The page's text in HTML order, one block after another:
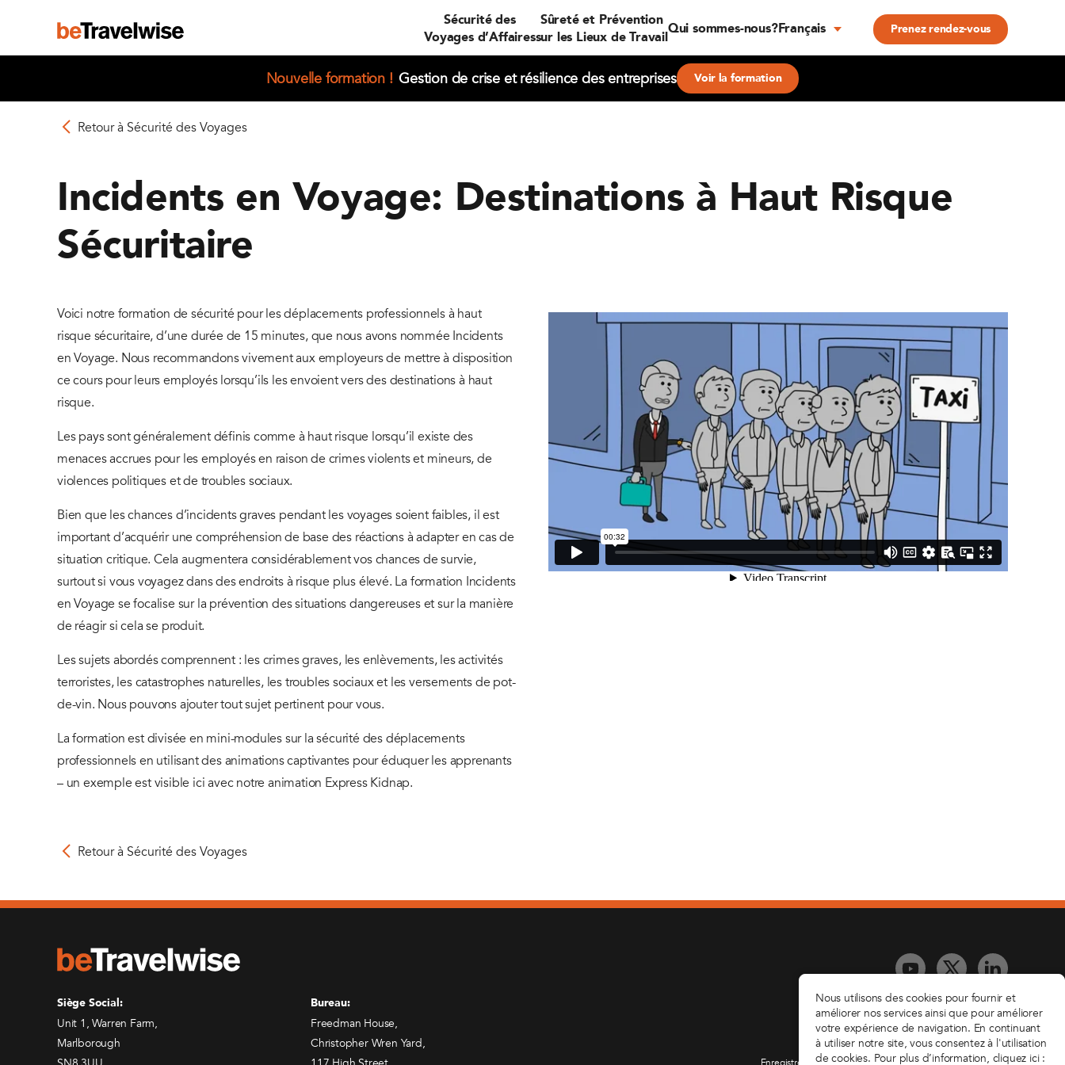
Sécurité des
Voyages d’Affaires
Sûreté et Prévention
sur les Lieux de Travail
Qui sommes-nous?Français Prenez rendez-vous
Nouvelle formation ! Gestion de crise et résilience des entreprises Voir la formation
Retour à Sécurité des Voyages
Incidents en Voyage: Destinations à Haut Risque
Sécuritaire
Voici notre formation de sécurité pour les déplacements professionnels à haut
risque sécuritaire, d’une durée de 15 minutes, que nous avons nommée Incidents
en Voyage. Nous recommandons vivement aux employeurs de mettre à disposition
ce cours pour leurs employés lorsqu’ils les envoient vers des destinations à haut
risque.
Les pays sont généralement définis comme à haut risque lorsqu’il existe des
menaces accrues pour les employés en raison de crimes violents et mineurs, de
violences politiques et de troubles sociaux.
Bien que les chances d’incidents graves pendant les voyages soient faibles, il est
important d’acquérir une compréhension de base des réactions à adapter en cas de
situation critique. Cela augmentera considérablement vos chances de survie,
surtout si vous voyagez dans des endroits à risque plus élevé. La formation Incidents
en Voyage se focalise sur la prévention des situations dangereuses et sur la manière
de réagir si cela se produit.
Les sujets abordés comprennent : les crimes graves, les enlèvements, les activités
terroristes, les catastrophes naturelles, les troubles sociaux et les versements de pot-
de-vin. Nous pouvons ajouter tout sujet pertinent pour vous.
La formation est divisée en mini-modules sur la sécurité des déplacements
professionnels en utilisant des animations captivantes pour éduquer les apprenants
– un exemple est visible ici avec notre animation Express Kidnap.
Retour à Sécurité des Voyages
Nous utilisons des cookies pour fournir et
améliorer nos services ainsi que pour améliorer
votre expérience de navigation. En continuant
à utiliser notre site, vous consentez à l'utilisation
de cookies. Pour plus d’information, cliquez ici :
Siège Social:
Unit 1, Warren Farm,
Marlborough
Bureau:
Freedman House,
Christopher Wren Yard,
Droits d'auteur ©2026 beTravelwise
Be Travel Wise Limited
Enregistré en Angleterre et au Pays de Galles No. 09473903